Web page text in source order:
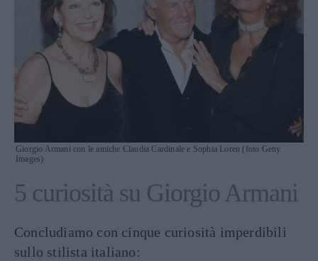
Giorgio Armani con le amiche Claudia Cardinale e Sophia Loren (foto Getty
Images)
5 curiosità su Giorgio Armani
Concludiamo con cinque curiosità imperdibili
sullo stilista italiano: